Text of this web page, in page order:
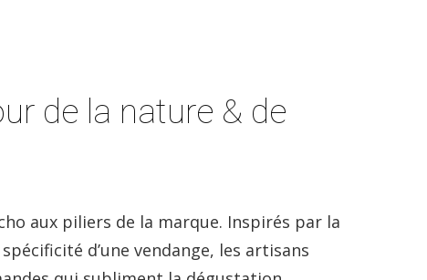
de la nature & de
aux piliers de la marque. Inspirés par la
d’une vendange, les artisans